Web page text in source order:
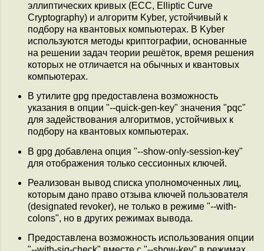
эллиптических кривых (ECC, Elliptic Curve
Cryptography) и алгоритм Kyber, устойчивый к
подбору на квантовых компьютерах. В Kyber
используются методы криптографии, основанные
на решении задач теории решёток, время решения
которых не отличается на обычных и квантовых
компьютерах.
В утилите gpg предоставлена возможность
указания в опции "--quick-gen-key" значения "pqc"
для задействования алгоритмов, устойчивых к
подбору на квантовых компьютерах.
В gpg добавлена опция "--show-only-session-key"
для отображения только сессионных ключей.
Реализован вывод списка уполномоченных лиц,
которым дано право отзыва ключей пользователя
(designated revoker), не только в режиме "--with-
colons", но в других режимах вывода.
Предоставлена возможность использования опции